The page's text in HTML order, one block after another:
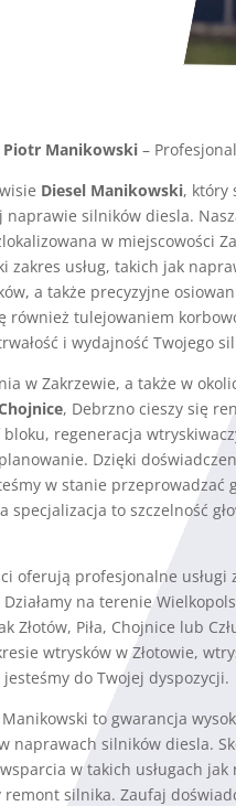
Piotr Manikowski–
Diesel Manikowski, który
naprawie silników diesla.
w miejscowości
zakres usług, takich jak
a także precyzyjne
również tulejowaniem
i wydajność Twojego
w Zakrzewie, a także w
, Debrzno cieszy się
bloku, regeneracja
Dzięki
w stanie przeprowadzać
specjalizacja to szczelność
oferują profesjonalne usługi
na terenie
Złotów, Piła, Chojnice lub
wtrysków w Złotowie,
do Twojej dyspozycji.
to gwarancja
naprawach silników diesla.
w takich usługach
remont silnika. Zaufaj